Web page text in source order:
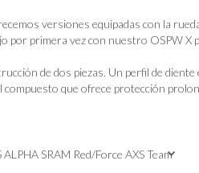
versiones equipadas con la
por primera vez con nuestro OSPW X
de dos piezas. Un perfil de
que ofrece protección